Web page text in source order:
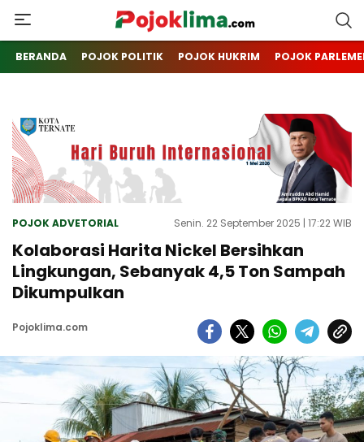
pojoklima.com
Mojokin
BERANDA POJOK POLITIK POJOK HUKRIM POJOK
POJOK ADVETORIAL Senin. 22 September 2025 | 17:22 WIB
Kolaborasi Harita Nickel Bersihkan
Lingkungan, Sebanyak 4,5 Ton Sampah
Dikumpulkan
Pojoklima.com